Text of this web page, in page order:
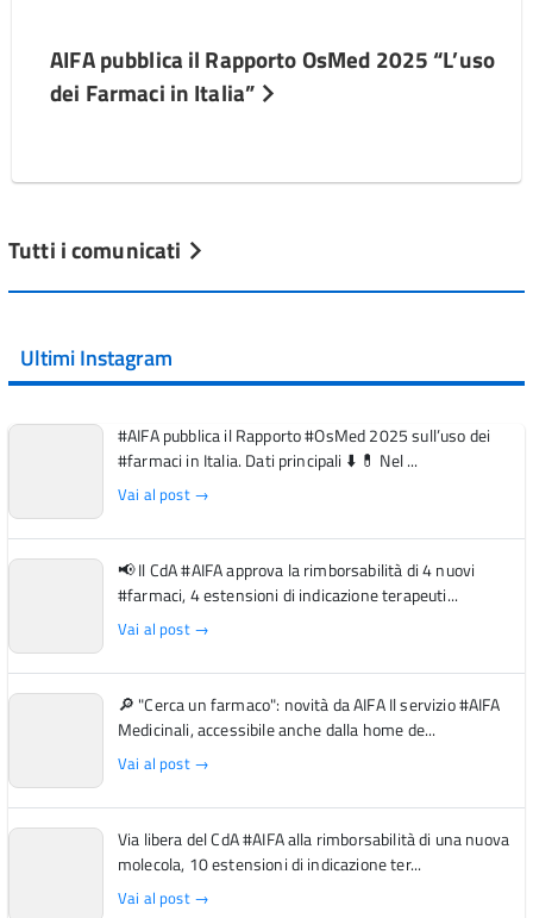
AIFA pubblica il Rapporto OsMed 2025 “L’uso
dei Farmaci in Italia”
Tutti i comunicati
Ultimi Instagram
#AIFA pubblica il Rapporto #OsMed 2025 sull’uso dei
#farmaci in Italia. Dati principali ⬇️ 💊 Nel ...
Vai al post →
📢 Il CdA #AIFA approva la rimborsabilità di 4 nuovi
#farmaci, 4 estensioni di indicazione terapeuti...
Vai al post →
🔎 "Cerca un farmaco": novità da AIFA Il servizio #AIFA
Medicinali, accessibile anche dalla home de...
Vai al post →
Via libera del CdA #AIFA alla rimborsabilità di una nuova
molecola, 10 estensioni di indicazione ter...
Vai al post →